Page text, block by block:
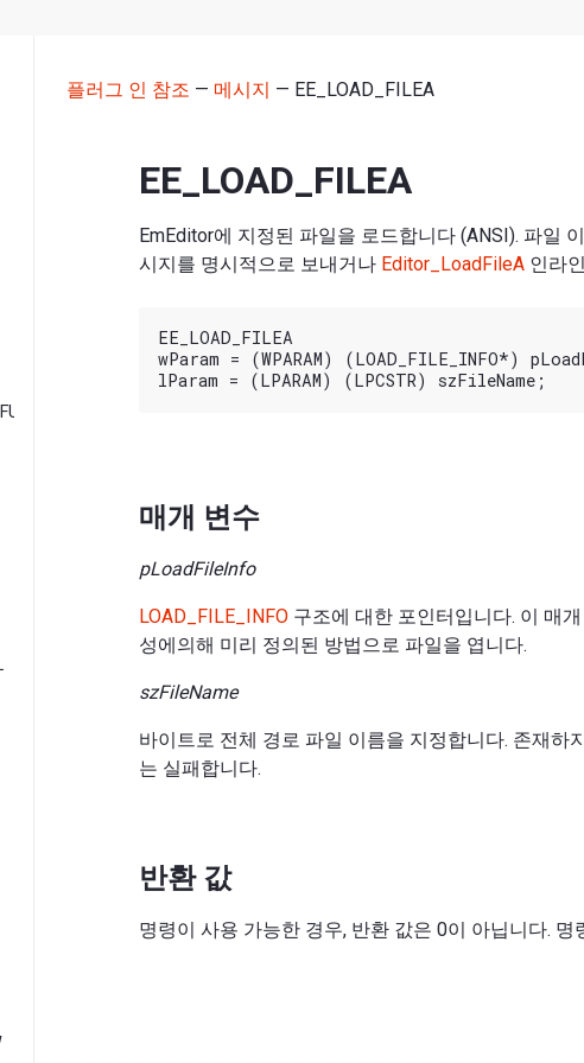
플러그 인 참조 — 메시지 — EE_LOAD_FILEA
EE_LOAD_FILEA
EmEditor에 지정된 파일을 로드합니다 (ANSI). 파일
시지를 명시적으로 보내거나 Editor_LoadFileA 인라
EE_LOAD_FILEA
wParam = (WPARAM) (LOAD_FILE_INFO*)
매개 변수
pLoadFileInfo
LOAD_FILE_INFO 구조에 대한 포인터입니다. 이 매
성에의해 미리 정의된 방법으로 파일을 엽니다.
szFileName
바이트로 전체 경로 파일 이름을 지정합니다. 존재하
는 실패합니다.
반환 값
명령이 사용 가능한 경우, 반환 값은 0이 아닙니다.